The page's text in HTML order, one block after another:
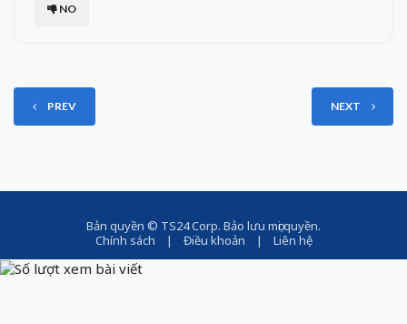
NO
PREV NEXT
Bản quyền © TS24 Corp. Bảo lưu mọi quyền.
Chính sách | Điều khoản | Liên hệ